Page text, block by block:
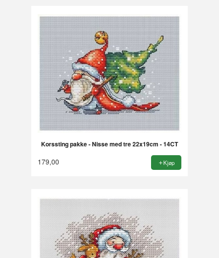
Korssting pakke - Nisse med tre 22x19cm - 14CT
179,00 Kjøp